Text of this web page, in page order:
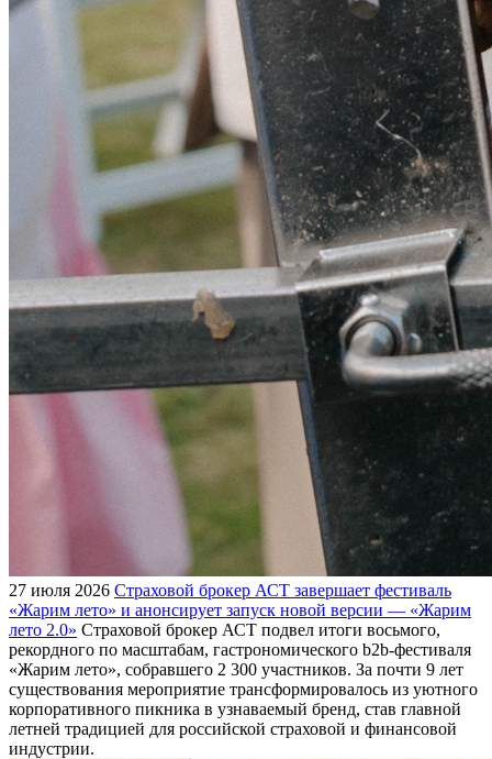
27 июля 2026 Страховой брокер АСТ завершает фестиваль
«Жарим лето» и анонсирует запуск новой версии — «Жарим
лето 2.0» Страховой брокер АСТ подвел итоги восьмого,
рекордного по масштабам, гастрономического b2b-фестиваля
«Жарим лето», собравшего 2 300 участников. За почти 9 лет
существования мероприятие трансформировалось из уютного
корпоративного пикника в узнаваемый бренд, став главной
летней традицией для российской страховой и финансовой
индустрии.